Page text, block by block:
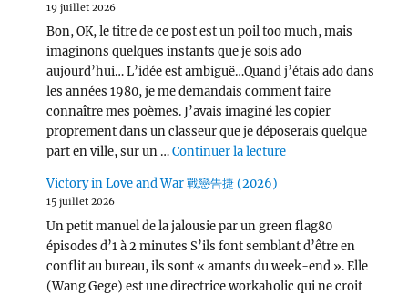
19 juillet 2026
Bon, OK, le titre de ce post est un poil too much, mais
imaginons quelques instants que je sois ado
aujourd’hui… L’idée est ambiguë…Quand j’étais ado dans
les années 1980, je me demandais comment faire
connaître mes poèmes. J’avais imaginé les copier
proprement dans un classeur que je déposerais quelque
part en ville, sur un …Continuer la lecturede « Wang Chu Ran
Victory in Love and War 戰戀告捷 (2026)
15 juillet 2026
Un petit manuel de la jalousie par un green flag80
épisodes d’1 à 2 minutes S’ils font semblant d’être en
conflit au bureau, ils sont « amants du week-end ». Elle
(Wang Gege) est une directrice workaholic qui ne croit